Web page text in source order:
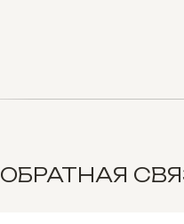
ОБРАТНАЯ